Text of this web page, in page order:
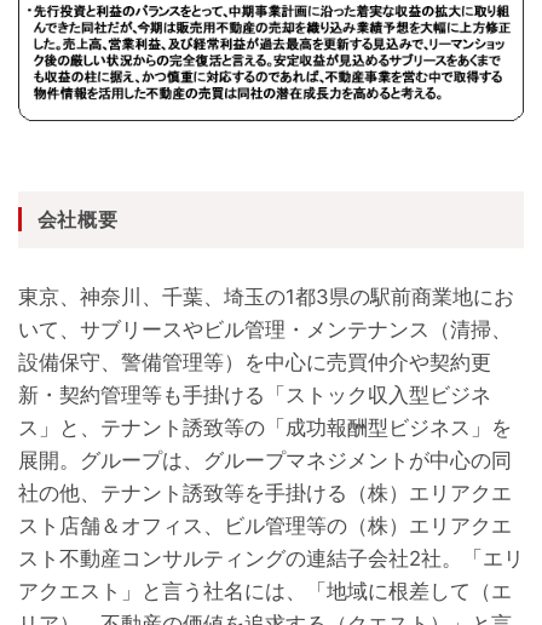
会社概要
東京、神奈川、千葉、埼玉の1都3県の駅前商業地にお
いて、サブリースやビル管理・メンテナンス（清掃、
設備保守、警備管理等）を中心に売買仲介や契約更
新・契約管理等も手掛ける「ストック収入型ビジネ
ス」と、テナント誘致等の「成功報酬型ビジネス」を
展開。グループは、グループマネジメントが中心の同
社の他、テナント誘致等を手掛ける（株）エリアクエ
スト店舗＆オフィス、ビル管理等の（株）エリアクエ
スト不動産コンサルティングの連結子会社2社。「エリ
アクエスト」と言う社名には、「地域に根差して（エ